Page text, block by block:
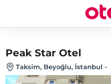
Peak Star Otel
Taksim, Beyoğlu, İstanbul -